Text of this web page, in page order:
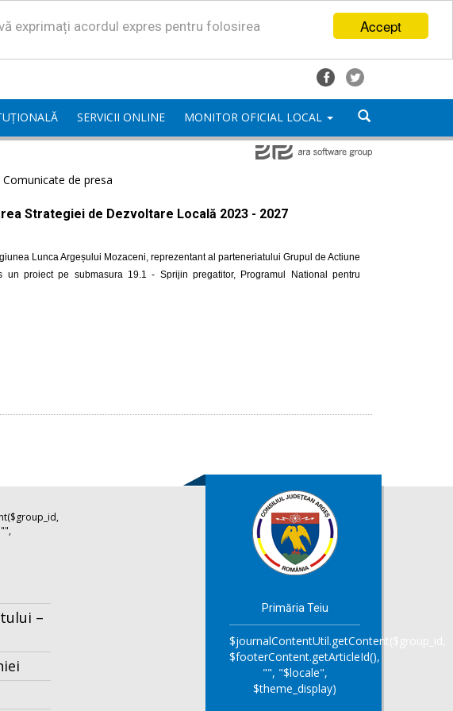
Accept
exprimați acordul expres pentru folosirea
SERVICII ONLINE MONITOR OFICIAL LOCAL
Comunicate de presa
Strategiei de Dezvoltare Locală 2023 - 2027
Lunca Argeșului Mozaceni, reprezentant al parteneriatului Grupul de Actiune
un proiect pe submasura 19.1 - Sprijin pregatitor, Programul National pentru
–
Primăria Teiu
$journalContentUtil.getContent($group_id,
$footerContent.getArticleId(),
"", "$locale",
$theme_display)